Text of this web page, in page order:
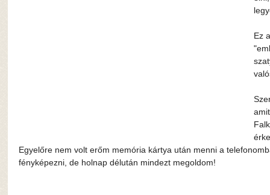
Ez
Egyelőre nem volt erőm memória kártya után menni a
fényképezni, de holnap délután mindezt megoldom!